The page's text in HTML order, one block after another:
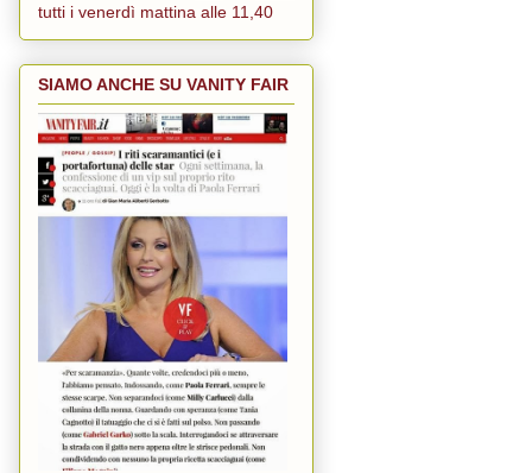
tutti i venerdì mattina alle 11,40
SIAMO ANCHE SU VANITY FAIR